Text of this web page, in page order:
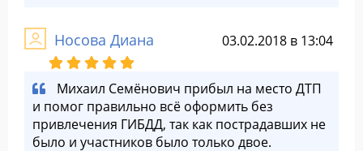
Носова Диана 03.02.2018 в 13:04
Михаил Семёнович прибыл на место ДТП
и помог правильно всё оформить без
привлечения ГИБДД, так как пострадавших не
было и участников было только двое.